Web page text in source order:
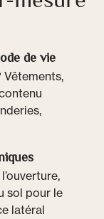
de vie
Vêtements,
sol pour le
latéral